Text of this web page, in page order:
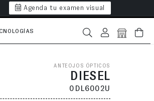
Hasta 6 cuotas
Agenda tu examen visual
Iniciar sesión Bolsa
ANTEOJOS ÓPTICOS
DIESEL
0DL6002U